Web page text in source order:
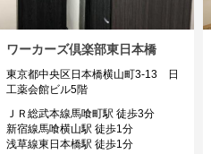
ワーカーズ倶楽部東日本橋
東京都中央区日本橋横山町3-13 日
工薬会館ビル5階
ＪＲ総武本線馬喰町駅 徒歩3分
新宿線馬喰横山駅 徒歩1分
浅草線東日本橋駅 徒歩1分